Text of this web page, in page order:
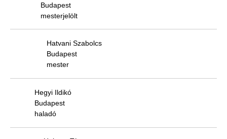
Budapest
mesterjelölt
Hatvani Szabolcs
Budapest
mester
Hegyi Ildikó
Budapest
haladó